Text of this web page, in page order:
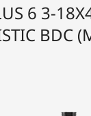
6 3-
BDC